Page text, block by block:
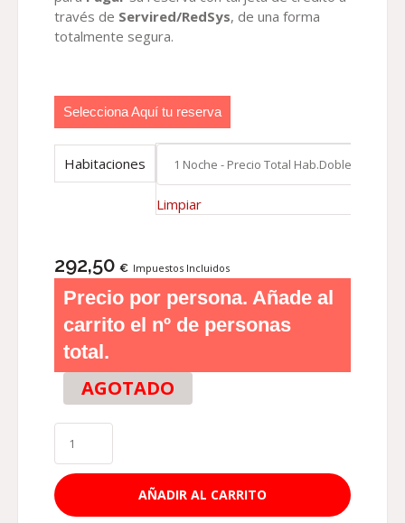
través de Servired/RedSys, de una forma
totalmente segura.
Selecciona Aquí tu reserva
Habitaciones
Limpiar
292,50 € Impuestos Incluidos
Precio por persona. Añade al
carrito el nº de personas
total.
AGOTADO
AÑADIR AL CARRITO